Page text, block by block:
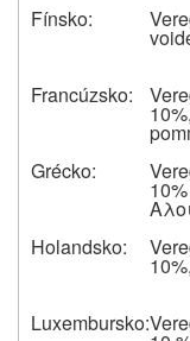
Fínsko:
Francúzsko:
Grécko:
10%
Holandsko:
Luxembursko: